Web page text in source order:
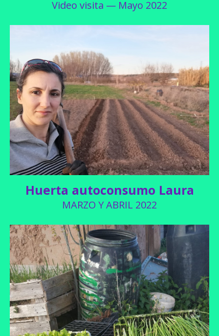
Video visita — Mayo 2022
Huerta autoconsumo Laura
MARZO Y ABRIL 2022